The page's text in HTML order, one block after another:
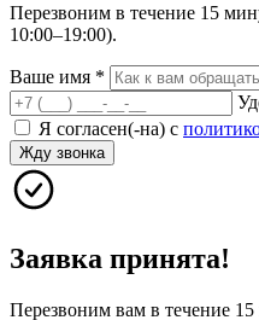
Перезвоним в течение 15
10:00–19:00).
Ваше имя *
Я согласен(-на) с
Жду звонка
Заявка принята!
Перезвоним вам в течение